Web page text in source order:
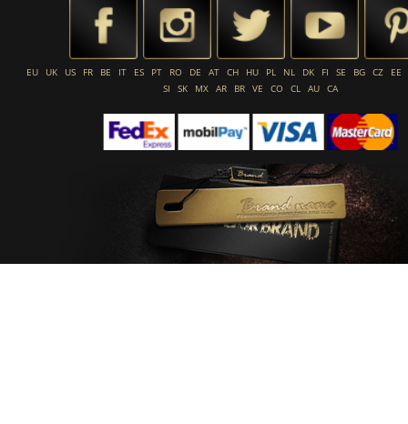
EU UK US FR BE IT ES PT RO DE AT CH HU PL NL DK FI SE BG CZ
EE
SI
SK MX AR BR VE CO CL AU CA